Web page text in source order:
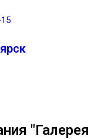
"Галерея